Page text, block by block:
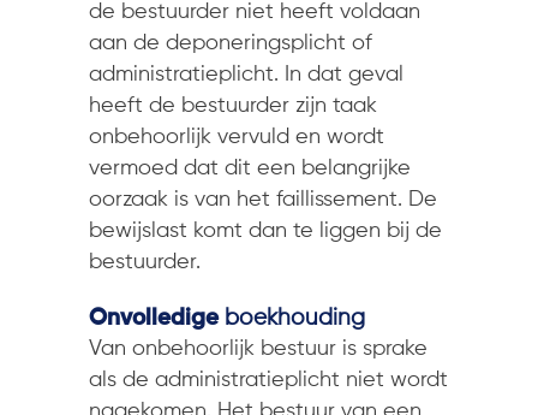
de bestuurder niet heeft voldaan
aan de deponeringsplicht of
administratieplicht. In dat geval
heeft de bestuurder zijn taak
onbehoorlijk vervuld en wordt
vermoed dat dit een belangrijke
oorzaak is van het faillissement. De
bewijslast komt dan te liggen bij de
bestuurder.
Onvolledige boekhouding
Van onbehoorlijk bestuur is sprake
als de administratieplicht niet wordt